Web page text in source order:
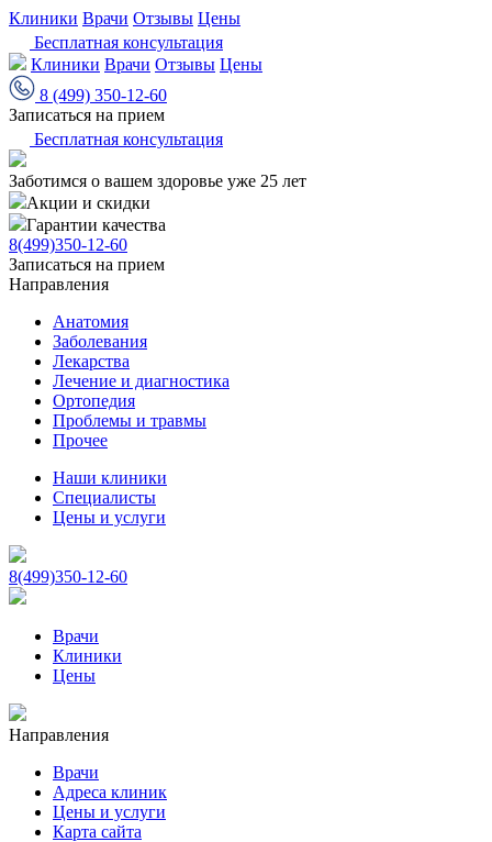
Клиники Врачи Отзывы Цены
Бесплатная консультация
Клиники Врачи Отзывы Цены
8 (499) 350-12-60
Записаться на прием
Бесплатная консультация
Заботимся о вашем здоровье уже 25 лет
Акции и скидки
Гарантии качества
8(499)350-12-60
Записаться на прием
Направления
Анатомия
Заболевания
Лекарства
Лечение и диагностика
Ортопедия
Проблемы и травмы
Прочее
Наши клиники
Специалисты
Цены и услуги
8(499)350-12-60
Врачи
Клиники
Цены
Направления
Врачи
Адреса клиник
Цены и услуги
Карта сайта